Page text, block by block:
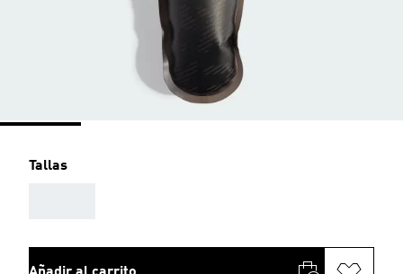
Tallas